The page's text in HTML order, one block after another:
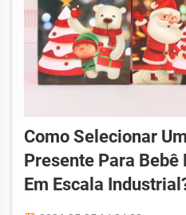
Como Selecionar
Presente Para
Em Escala